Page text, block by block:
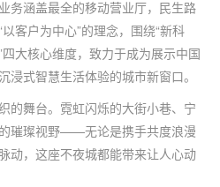
务涵盖最全的移动营业厅，民生路
客户为中心”的理念，围绕“新科
大核心维度，致力于成为展示中国
式智慧生活体验的城市新窗口。
舞台。霓虹闪烁的大街小巷、宁
璀璨视野——无论是携手共度浪漫
动，这座不夜城都能带来让人心动